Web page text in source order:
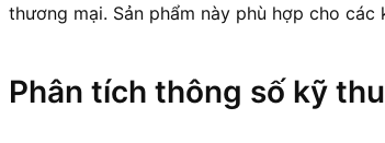
thương mại. Sản phẩm này phù hợp cho
Phân tích thông số kỹ